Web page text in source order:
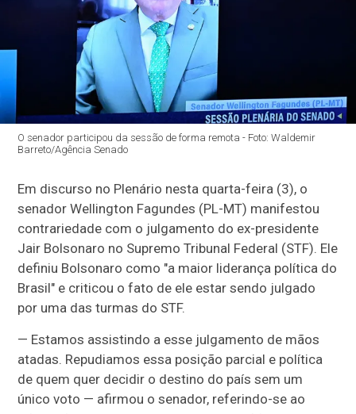
O senador participou da sessão de forma remota - Foto: Waldemir
Barreto/Agência Senado
Em discurso no Plenário nesta quarta-feira (3), o
senador Wellington Fagundes (PL-MT) manifestou
contrariedade com o julgamento do ex-presidente
Jair Bolsonaro no Supremo Tribunal Federal (STF). Ele
definiu Bolsonaro como "a maior liderança política do
Brasil" e criticou o fato de ele estar sendo julgado
por uma das turmas do STF.
— Estamos assistindo a esse julgamento de mãos
atadas. Repudiamos essa posição parcial e política
de quem quer decidir o destino do país sem um
único voto — afirmou o senador, referindo-se ao